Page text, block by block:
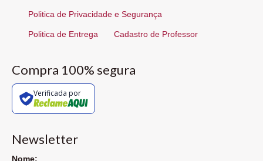
Politica de Privacidade e Segurança
Politica de Entrega Cadastro de Professor
Compra 100% segura
Verificada por
Newsletter
Nome: